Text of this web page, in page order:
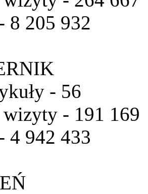
8 205 932
- 56
- 191 169
4 942 433